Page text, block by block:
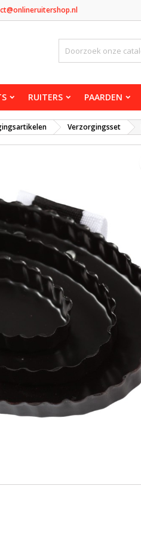
RUITERS PAARDEN
Verzorgingsset